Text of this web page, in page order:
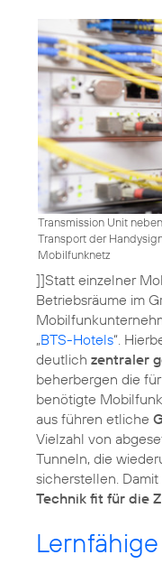
Transmission Unit
Transport der
Mobilfunknetz
]]Statt einzelner
Betriebsräume im
„BTS-Hotels“.
deutlich zentraler
beherbergen die
benötigte
aus führen etliche
Vielzahl von
Tunneln, die
sicherstellen.
Technik fit für die